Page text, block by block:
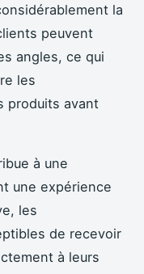
la
peuvent
angles, ce qui
les
produits avant
à une
une expérience
les
de recevoir
à leurs